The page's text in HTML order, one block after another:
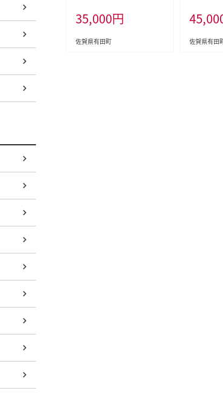
食器 調理器具 キッチン用品
35000円 3.5万円 aw019
35,000円
佐賀県有田町
ルド シル
タ皿 シン
タ皿 結婚
佐賀県有田